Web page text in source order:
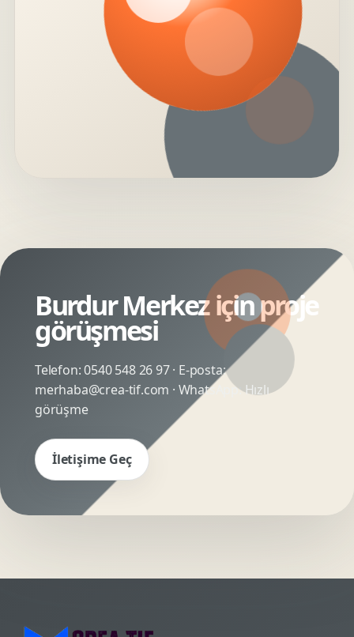
Burdur Merkez için proje
görüşmesi
Telefon:0540 548 26 97· E-posta:
merhaba@crea-tif.com · WhatsApp:Hızlı
görüşme
İletişime Geç